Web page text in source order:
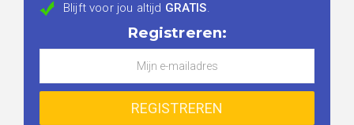
Blijft voor jou altijd GRATIS.
Registreren: